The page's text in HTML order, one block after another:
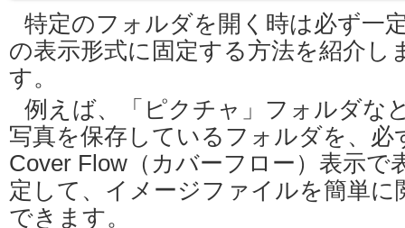
特定のフォルダを開く時は必ず一
の表示形式に固定する方法を紹介し
す。
例えば、「ピクチャ」フォルダな
写真を保存しているフォルダを、必
Cover Flow（カバーフロー）表示で
定して、イメージファイルを簡単に
できます。